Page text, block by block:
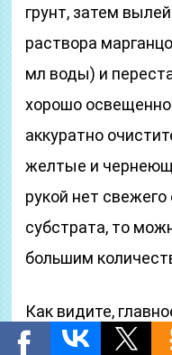
грунт, затем
раствора
мл воды) и
хорошо
аккуратно
желтые и
рукой нет
субстрата, то
большим
Как видите,
любой культуры –